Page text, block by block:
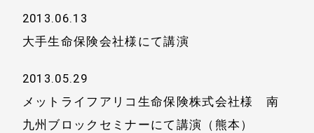
2013.06.13
大手生命保険会社様にて講演
2013.05.29
メットライフアリコ生命保険株式会社様 南
九州ブロックセミナーにて講演（熊本）